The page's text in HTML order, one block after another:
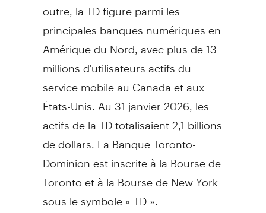
outre, la TD figure parmi les
principales banques numériques en
Amérique du Nord, avec plus de 13
millions d'utilisateurs actifs du
service mobile au Canada et aux
États-Unis. Au 31 janvier 2026, les
actifs de la TD totalisaient 2,1 billions
de dollars. La Banque Toronto-
Dominion est inscrite à la Bourse de
Toronto et à la Bourse de New York
sous le symbole « TD ».